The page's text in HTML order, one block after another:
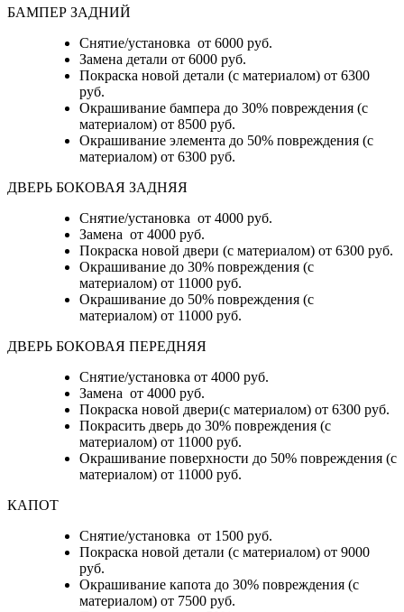
БАМПЕР ЗАДНИЙ
Снятие/установка от 6000 руб.
Замена детали от 6000 руб.
Покраска новой детали (с материалом) от 6300
руб.
Окрашивание бампера до 30% повреждения (с
материалом) от 8500 руб.
Окрашивание элемента до 50% повреждения (с
материалом) от 6300 руб.
ДВЕРЬ БОКОВАЯ ЗАДНЯЯ
Снятие/установка от 4000 руб.
Замена от 4000 руб.
Покраска новой двери (с материалом) от 6300 руб.
Окрашивание до 30% повреждения (с
материалом) от 11000 руб.
Окрашивание до 50% повреждения (с
материалом) от 11000 руб.
ДВЕРЬ БОКОВАЯ ПЕРЕДНЯЯ
Снятие/установка от 4000 руб.
Замена от 4000 руб.
Покраска новой двери(с материалом) от 6300 руб.
Покрасить дверь до 30% повреждения (с
материалом) от 11000 руб.
Окрашивание поверхности до 50% повреждения (с
материалом) от 11000 руб.
КАПОТ
Снятие/установка от 1500 руб.
Покраска новой детали (с материалом) от 9000
руб.
Окрашивание капота до 30% повреждения (с
материалом) от 7500 руб.